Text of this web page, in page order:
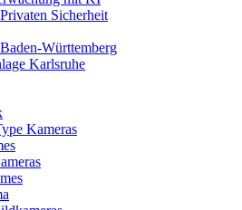
Sicherheit
Württemberg
Karlsruhe
Kameras